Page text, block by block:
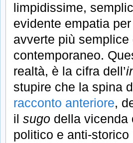
limpidissime,
evidente empatia
avverte più
contemporaneo.
realtà, è la cifra dell’
stupire che la spina
racconto anteriore,
il sugo della vicenda
politico e anti-